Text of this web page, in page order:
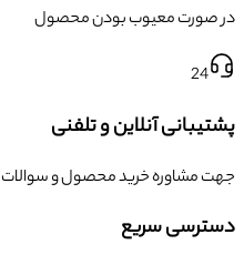
در صورت معیوب بودن محصول
24
پشتیبانی آنلاین و تلفنی
جهت مشاوره خرید محصول و سوالات
دسترسی سریع